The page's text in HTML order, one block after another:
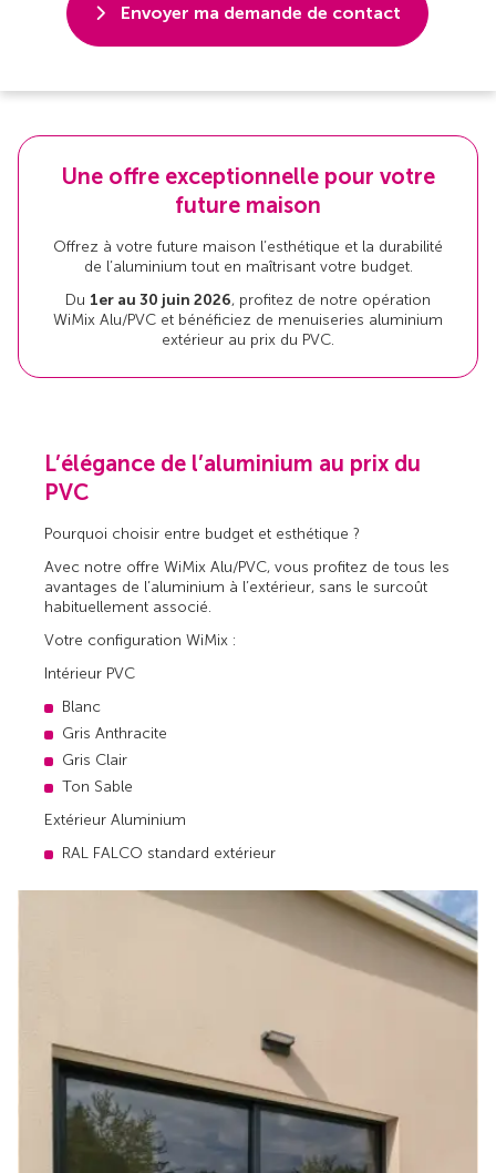
Envoyer ma demande de contact
Une offre exceptionnelle pour votre
future maison
Offrez à votre future maison l’esthétique et la durabilité
de l’aluminium tout en maîtrisant votre budget.
Du 1er au 30 juin 2026, profitez de notre opération
WiMix Alu/PVC et bénéficiez de menuiseries aluminium
extérieur au prix du PVC.
L’élégance de l’aluminium au prix du
PVC
Pourquoi choisir entre budget et esthétique ?
Avec notre offre WiMix Alu/PVC, vous profitez de tous les
avantages de l’aluminium à l’extérieur, sans le surcoût
habituellement associé.
Votre configuration WiMix :
Intérieur PVC
Blanc
Gris Anthracite
Gris Clair
Ton Sable
Extérieur Aluminium
RAL FALCO standard extérieur